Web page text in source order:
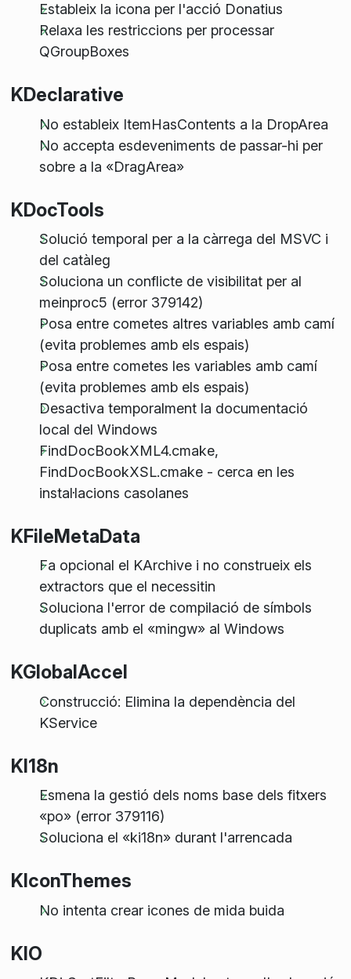
Estableix la icona per l'acció Donatius
Relaxa les restriccions per processar
QGroupBoxes
KDeclarative
No estableix ItemHasContents a la DropArea
No accepta esdeveniments de passar-hi per
sobre a la «DragArea»
KDocTools
Solució temporal per a la càrrega del MSVC i
del catàleg
Soluciona un conflicte de visibilitat per al
meinproc5 (error 379142)
Posa entre cometes altres variables amb camí
(evita problemes amb els espais)
Posa entre cometes les variables amb camí
(evita problemes amb els espais)
Desactiva temporalment la documentació
local del Windows
FindDocBookXML4.cmake,
FindDocBookXSL.cmake - cerca en les
instal·lacions casolanes
KFileMetaData
Fa opcional el KArchive i no construeix els
extractors que el necessitin
Soluciona l'error de compilació de símbols
duplicats amb el «mingw» al Windows
KGlobalAccel
Construcció: Elimina la dependència del
KService
KI18n
Esmena la gestió dels noms base dels fitxers
«po» (error 379116)
Soluciona el «ki18n» durant l'arrencada
KIconThemes
No intenta crear icones de mida buida
KIO